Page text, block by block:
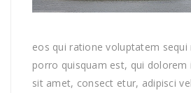
eos qui ratione voluptatem sequi
porro quisquam est, qui dolorem
sit amet, consect etur, adipisci